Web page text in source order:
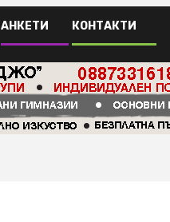
АНКЕТИ КОНТАКТИ